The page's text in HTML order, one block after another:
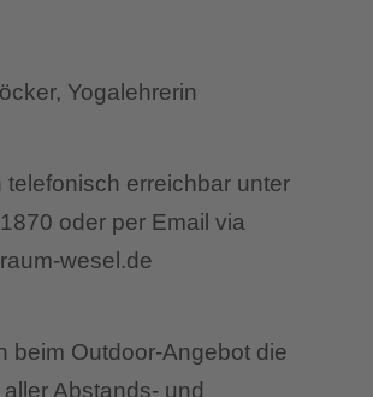
Yogalehrerin
telefonisch erreichbar unter
oder per Email via
wesel.de
beim Outdoor-Angebot die
Abstands- und